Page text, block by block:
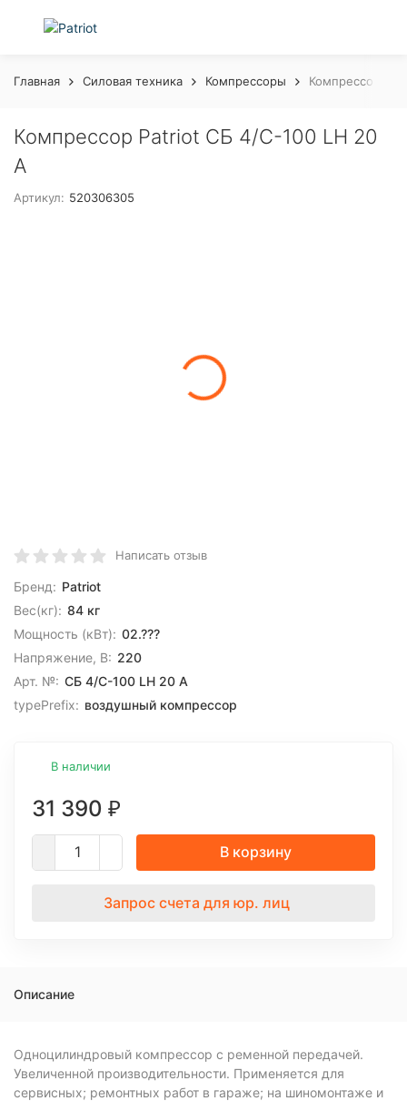
Главная Силовая техника Компрессоры Компрессор
Компрессор Patriot СБ 4/С-100 LH 20
A
Артикул: 520306305
Написать отзыв
Бренд: Patriot
Вес(кг): 84 кг
Мощность (кВт): 02.???
Напряжение, В: 220
Арт. №: СБ 4/С-100 LH 20 A
typePrefix: воздушный компрессор
В наличии
31 390 ₽
В корзину
Запрос счета для юр. лиц
Описание
Одноцилиндровый компрессор с ременной передачей.
Увеличенной производительности. Применяется для
сервисных; ремонтных работ в гараже; на шиномонтаже и